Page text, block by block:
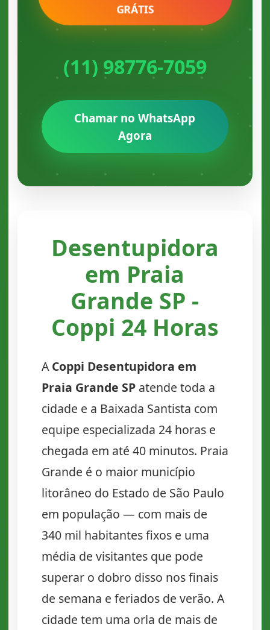
GRÁTIS
(11) 98776-7059
Chamar no WhatsApp
Agora
Desentupidora
em Praia
Grande SP -
Coppi 24 Horas
ACoppi Desentupidora em
Praia Grande SPatende toda a
cidade e a Baixada Santista com
equipe especializada 24 horas e
chegada em até 40 minutos. Praia
Grande é o maior município
litorâneo do Estado de São Paulo
em população — com mais de
340 mil habitantes fixos e uma
média de visitantes que pode
superar o dobro disso nos finais
de semana e feriados de verão. A
cidade tem uma orla de mais de